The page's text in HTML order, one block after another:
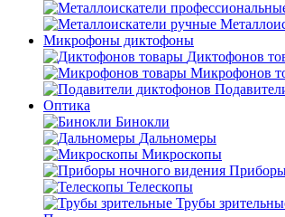
Микрофоны диктофоны
Диктофонов
Микрофонов
Оптика
Бинокли
Дальномеры
Микроскопы
Телескопы
Трубы